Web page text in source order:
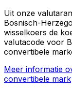
Uit onze
Bosnisch-
wisselkoers de
valutacode voor
convertibele
Meer informatie
convertibele mark